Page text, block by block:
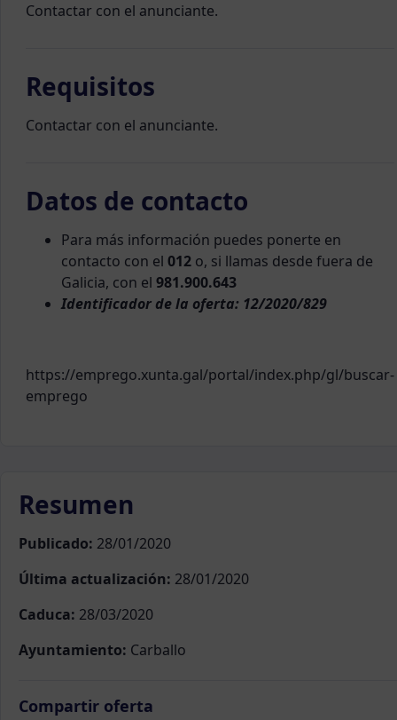
Contactar con el anunciante.
Requisitos
Contactar con el anunciante.
Datos de contacto
Para más información puedes ponerte en
contacto con el 012 o, si llamas desde fuera de
Galicia, con el 981.900.643
Identificador de la oferta: 12/2020/829
https://emprego.xunta.gal/portal/index.php/gl/buscar-
emprego
Resumen
Publicado: 28/01/2020
Última actualización: 28/01/2020
Caduca: 28/03/2020
Ayuntamiento: Carballo
Compartir oferta